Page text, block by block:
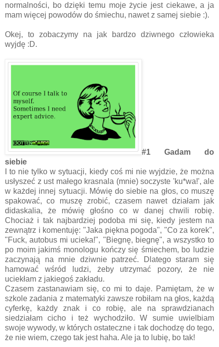
normalności, bo dzięki temu moje życie jest ciekawe, a ja
mam więcej powodów do śmiechu, nawet z samej siebie :).
Okej, to zobaczymy na jak bardzo dziwnego człowieka
wyjdę :D.
#1 Gadam do
siebie
I to nie tylko w sytuacji, kiedy coś mi nie wyjdzie, że można
usłyszeć z ust małego krasnala (mnie) soczyste 'ku*wa!', ale
w każdej innej sytuacji. Mówię do siebie na głos, co muszę
spakować, co muszę zrobić, czasem nawet działam jak
didaskalia, że mówię głośno co w danej chwili robię.
Chociaż i tak najbardziej podoba mi się, kiedy jestem na
zewnątrz i komentuję: "Jaka piękna pogoda", "Co za korek",
"Fuck, autobus mi ucieka!", "Biegnę, biegnę", a wszystko to
po moim jakimś monologu kończy się śmiechem, bo ludzie
zaczynają na mnie dziwnie patrzeć. Dlatego staram się
hamować wśród ludzi, żeby utrzymać pozory, że nie
uciekłam z jakiegoś zakładu.
Czasem zastanawiam się, co mi to daje. Pamiętam, że w
szkole zadania z matematyki zawsze robiłam na głos, każdą
cyferkę, każdy znak i co robię, ale na sprawdzianach
siedziałam cicho i też wychodziło. W sumie uwielbiam
swoje wywody, w których ostateczne i tak dochodzę do tego,
że nie wiem, czego tak jest haha. Ale ja to lubię, bo tak!